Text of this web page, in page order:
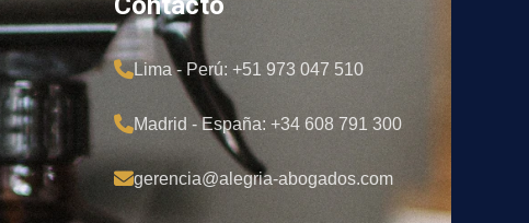
Lima - Perú: +51 973 047 510
Madrid - España: +34 608 791 300
gerencia@alegria-abogados.com